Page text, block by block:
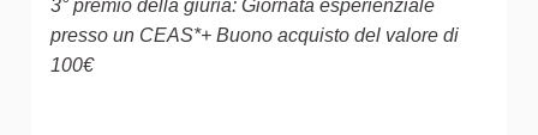
3° premio della giuria: Giornata esperienziale
presso un CEAS*+ Buono acquisto del valore di
100€